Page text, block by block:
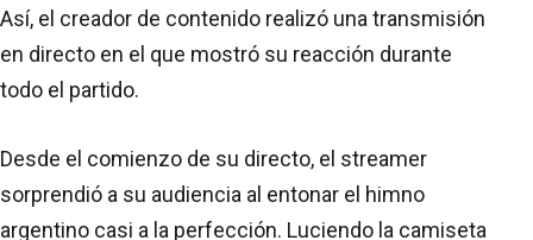
Así, el creador de contenido realizó una transmisión
en directo en el que mostró su reacción durante
todo el partido.
Desde el comienzo de su directo, el streamer
sorprendió a su audiencia al entonar el himno
argentino casi a la perfección. Luciendo la camiseta